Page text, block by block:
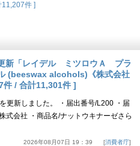
件 ]
新「レイデル ミツロウＡ プラ
(beeswax alcohols)《株式会社
件 / 合計11,301件 ]
更新しました。 ・届出番号/L200 ・届
式会社 ・商品名/ナットウキナーゼさら
2026年08月07日 19：39 消費者庁